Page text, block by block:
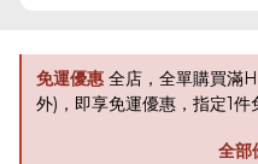
免運優惠 全店，全單購買滿
外)，即享免運優惠，指定1件
全部